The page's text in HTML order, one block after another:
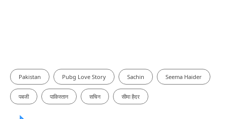
Pakistan Pubg Love Story Sachin Seema Haider
पबजी पाकिस्तान सचिन सीमा हैदर